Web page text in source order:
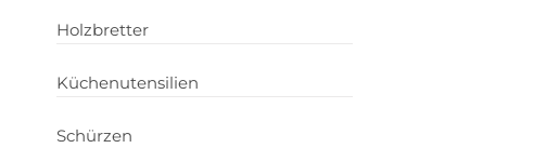
Holzbretter
Küchenutensilien
Schürzen